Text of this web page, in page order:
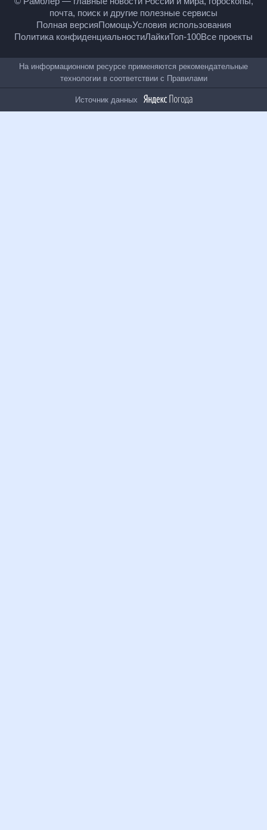
© Рамблер — главные новости России и мира,
гороскопы, почта, поиск и другие полезные сервисы
Полная версияПомощьУсловия использования
Все проекты
На информационном ресурсе применяются
рекомендательные технологии в соответствии с